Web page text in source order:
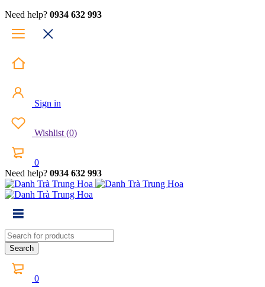
Need help? 0934 632 993
Sign in
Wishlist (0)
0
Need help? 0934 632 993
0